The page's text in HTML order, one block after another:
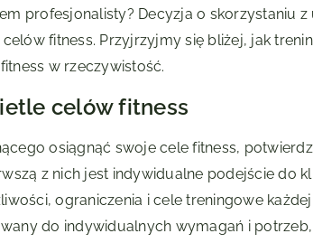
profesjonalisty? Decyzja o skorzystaniu z
fitness. Przyjrzyjmy się bliżej, jak
w rzeczywistość.
celów fitness
osiągnąć swoje cele fitness,
z nich jest indywidualne podejście do
ograniczenia i cele treningowe każdej
do indywidualnych wymagań i